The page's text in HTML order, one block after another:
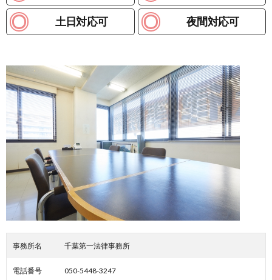
土日対応可 夜間対応可
事務所名 千葉第一法律事務所
電話番号 050-5448-3247